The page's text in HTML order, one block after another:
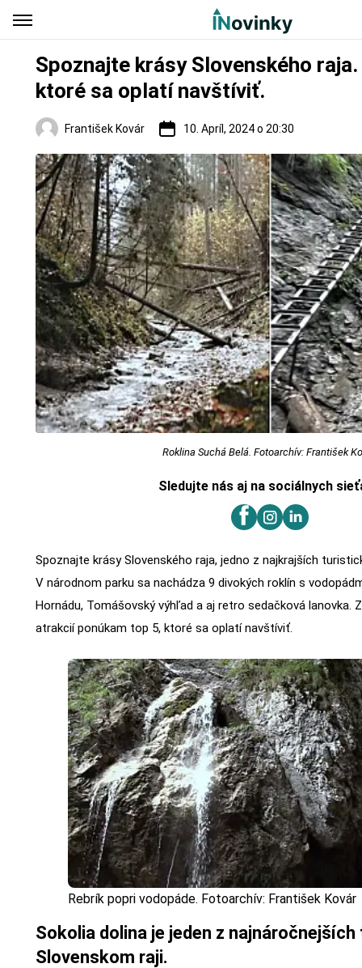
Spoznajte krásy Slovenského
ktoré sa oplatí navštíviť.
František Kovár 10. Apríl, 2024 o 20:30
Regióny
Roklina Suchá Belá. Fotoarchív: František
Sledujte nás aj na sociálnych
Spoznajte krásy Slovenského raja, jedno z najkrajších
V národnom parku sa nachádza 9 divokých roklín s
Hornádu, Tomášovský výhľad a aj retro sedačková lanovka.
atrakcií ponúkam top 5, ktoré sa oplatí navštíviť.
Rebrík popri vodopáde. Fotoarchív: František Kovár
Sokolia dolina je jeden z najnáročnejších
Slovenskom raji.